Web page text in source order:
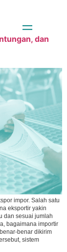
dan
impor. Salah satu
eksportir yakin
dan sesuai jumlah
bagaimana importir
benar dikirim
sistem